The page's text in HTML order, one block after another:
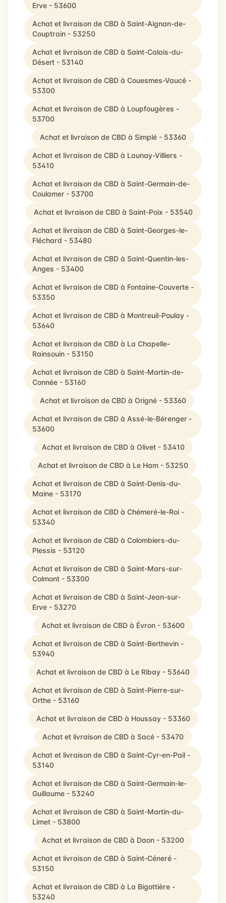
Erve - 53600
Achat et livraison de CBD à Saint-Aignan-de-
Couptrain - 53250
Achat et livraison de CBD à Saint-Calais-du-
Désert - 53140
Achat et livraison de CBD à Couesmes-Vaucé -
53300
Achat et livraison de CBD à Loupfougères -
53700
Achat et livraison de CBD à Simplé - 53360
Achat et livraison de CBD à Launay-Villiers -
53410
Achat et livraison de CBD à Saint-Germain-de-
Coulamer - 53700
Achat et livraison de CBD à Saint-Poix - 53540
Achat et livraison de CBD à Saint-Georges-le-
Fléchard - 53480
Achat et livraison de CBD à Saint-Quentin-les-
Anges - 53400
Achat et livraison de CBD à Fontaine-Couverte -
53350
Achat et livraison de CBD à Montreuil-Poulay -
53640
Achat et livraison de CBD à La Chapelle-
Rainsouin - 53150
Achat et livraison de CBD à Saint-Martin-de-
Connée - 53160
Achat et livraison de CBD à Origné - 53360
Achat et livraison de CBD à Assé-le-Bérenger -
53600
Achat et livraison de CBD à Olivet - 53410
Achat et livraison de CBD à Le Ham - 53250
Achat et livraison de CBD à Saint-Denis-du-
Maine - 53170
Achat et livraison de CBD à Chémeré-le-Roi -
53340
Achat et livraison de CBD à Colombiers-du-
Plessis - 53120
Achat et livraison de CBD à Saint-Mars-sur-
Colmont - 53300
Achat et livraison de CBD à Saint-Jean-sur-
Erve - 53270
Achat et livraison de CBD à Évron - 53600
Achat et livraison de CBD à Saint-Berthevin -
53940
Achat et livraison de CBD à Le Ribay - 53640
Achat et livraison de CBD à Saint-Pierre-sur-
Orthe - 53160
Achat et livraison de CBD à Houssay - 53360
Achat et livraison de CBD à Sacé - 53470
Achat et livraison de CBD à Saint-Cyr-en-Pail -
53140
Achat et livraison de CBD à Saint-Germain-le-
Guillaume - 53240
Achat et livraison de CBD à Saint-Martin-du-
Limet - 53800
Achat et livraison de CBD à Daon - 53200
Achat et livraison de CBD à Saint-Céneré -
53150
Achat et livraison de CBD à La Bigottière -
53240